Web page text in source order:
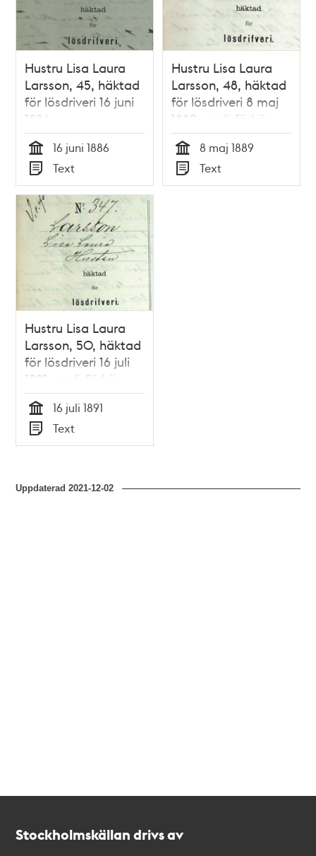
Hustru Lisa Laura
Larsson, 45, häktad
för lösdriveri 16 juni
1886 -
förhörsprotokoll
Tid
16 juni 1886
Typ
Text
Hustru Lisa Laura
Larsson, 48, häktad
för lösdriveri 8 maj
1889 - polisförhör
Tid
8 maj 1889
Typ
Text
Hustru Lisa Laura
Larsson, 50, häktad
för lösdriveri 16 juli
1891 - polisförhör
Tid
16 juli 1891
Typ
Text
Uppdaterad2021-12-02
Stockholmskällan drivs av